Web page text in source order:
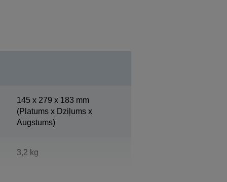
145‎ x 279 x 183 mm
(Platums x Dziļums x
Augstums)
3,2 kg